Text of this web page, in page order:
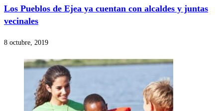
Los Pueblos de Ejea ya cuentan con alcaldes y juntas
vecinales
8 octubre, 2019